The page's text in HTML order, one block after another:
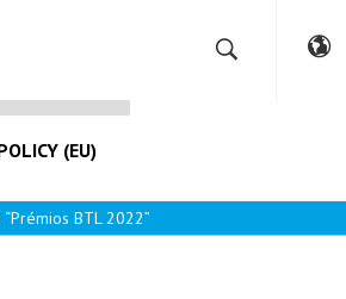
(EU)
BTL 2022”